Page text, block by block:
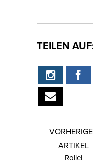
TEILEN AUF:
ARTIKEL
Rollei